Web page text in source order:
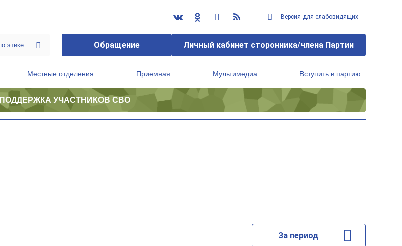
Версия для слабовидящих
Обращение Личный кабинет сторонника/члена Партии
Местные отделения Приемная Мультимедиа Вступить в партию
ПОДДЕРЖКА УЧАСТНИКОВ СВО
За период